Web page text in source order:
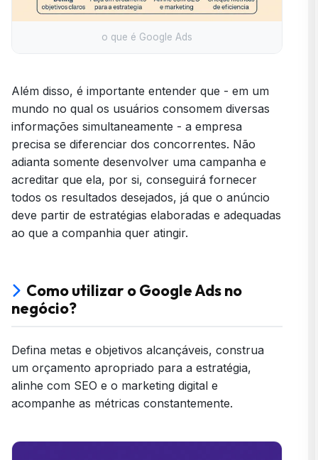
o que é Google Ads
Além disso, é importante entender que - em um
mundo no qual os usuários consomem diversas
informações simultaneamente - a empresa
precisa se diferenciar dos concorrentes. Não
adianta somente desenvolver uma campanha e
acreditar que ela, por si, conseguirá fornecer
todos os resultados desejados, já que o anúncio
deve partir de estratégias elaboradas e adequadas
ao que a companhia quer atingir.
Como utilizar o Google Ads no
negócio?
Defina metas e objetivos alcançáveis, construa
um orçamento apropriado para a estratégia,
alinhe com SEO e o marketing digital e
acompanhe as métricas constantemente.